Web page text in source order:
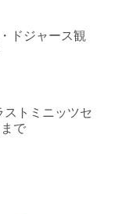
ドジャース観
ストミニッツセ
で